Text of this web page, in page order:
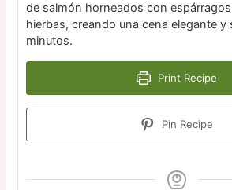
de salmón horneados con
hierbas, creando una cena elegante y
minutos.
Print Recipe
Pin Recipe